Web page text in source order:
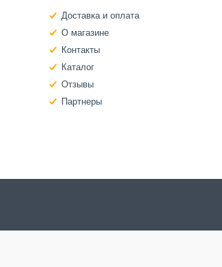
Доставка и оплата
О магазине
Контакты
Каталог
Отзывы
Партнеры